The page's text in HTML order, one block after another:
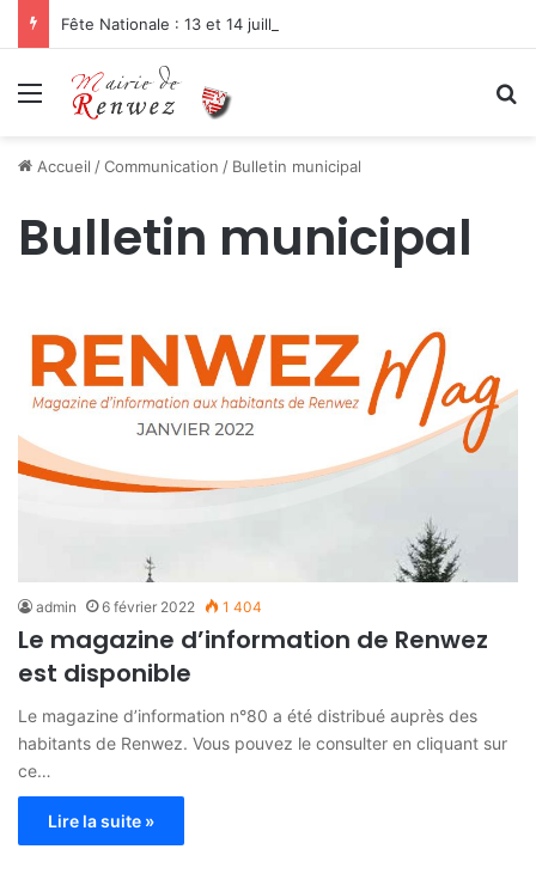
Fête Nationale : 13 et 14 juillet 2026
Menu
Accueil /Communication / Bulletin municipal
Bulletin municipal
admin 6 février 2022 1 404
Le magazine d’information de Renwez
est disponible
Le magazine d’information n°80 a été distribué auprès des
habitants de Renwez. Vous pouvez le consulter en cliquant sur
ce…
Lire la suite »